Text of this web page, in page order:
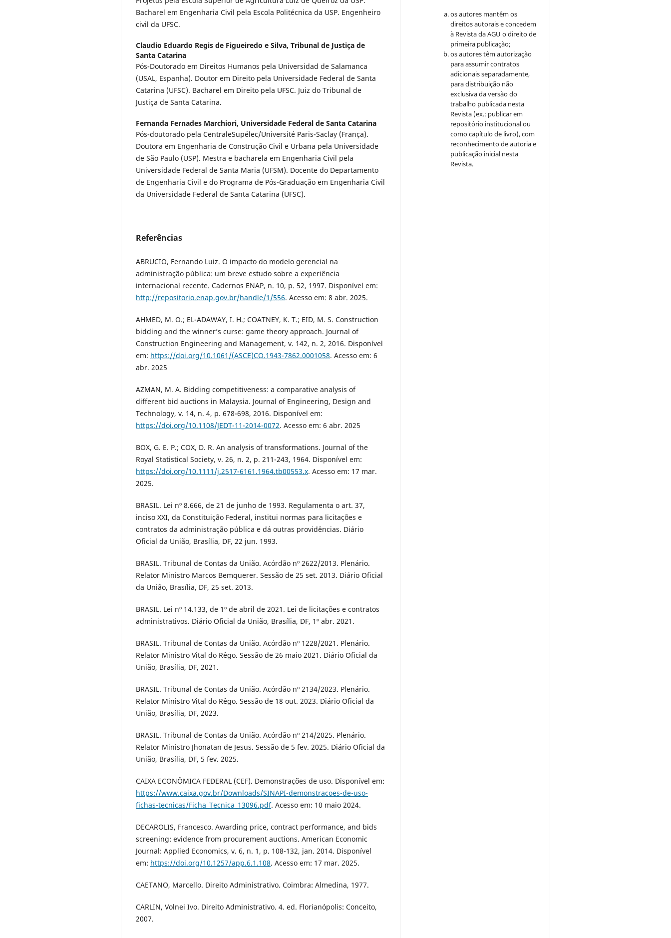
Bacharel em Engenharia Civil pela Escola Politécnica da USP. Engenheiro
civil da UFSC.
Claudio Eduardo Regis de Figueiredo e Silva, Tribunal de Justiça de
Santa Catarina
Pós-Doutorado em Direitos Humanos pela Universidad de Salamanca
(USAL, Espanha). Doutor em Direito pela Universidade Federal de Santa
Catarina (UFSC). Bacharel em Direito pela UFSC. Juiz do Tribunal de
Justiça de Santa Catarina.
Fernanda Fernades Marchiori, Universidade Federal de Santa Catarina
Pós-doutorado pela CentraleSupélec/Université Paris-Saclay (França).
Doutora em Engenharia de Construção Civil e Urbana pela Universidade
de São Paulo (USP). Mestra e bacharela em Engenharia Civil pela
Universidade Federal de Santa Maria (UFSM). Docente do Departamento
de Engenharia Civil e do Programa de Pós-Graduação em Engenharia Civil
da Universidade Federal de Santa Catarina (UFSC).
Referências
ABRUCIO, Fernando Luiz. O impacto do modelo gerencial na
administração pública: um breve estudo sobre a experiência
internacional recente. Cadernos ENAP, n. 10, p. 52, 1997. Disponível em:
http://repositorio.enap.gov.br/handle/1/556. Acesso em: 8 abr. 2025.
AHMED, M. O.; EL-ADAWAY, I. H.; COATNEY, K. T.; EID, M. S. Construction
bidding and the winner’s curse: game theory approach. Journal of
Construction Engineering and Management, v. 142, n. 2, 2016. Disponível
em: https://doi.org/10.1061/(ASCE)CO.1943-7862.0001058. Acesso em: 6
abr. 2025
AZMAN, M. A. Bidding competitiveness: a comparative analysis of
different bid auctions in Malaysia. Journal of Engineering, Design and
Technology, v. 14, n. 4, p. 678-698, 2016. Disponível em:
https://doi.org/10.1108/JEDT-11-2014-0072. Acesso em: 6 abr. 2025
BOX, G. E. P.; COX, D. R. An analysis of transformations. Journal of the
Royal Statistical Society, v. 26, n. 2, p. 211-243, 1964. Disponível em:
https://doi.org/10.1111/j.2517-6161.1964.tb00553.x. Acesso em: 17 mar.
2025.
BRASIL. Lei nº 8.666, de 21 de junho de 1993. Regulamenta o art. 37,
inciso XXI, da Constituição Federal, institui normas para licitações e
contratos da administração pública e dá outras providências. Diário
Oficial da União, Brasília, DF, 22 jun. 1993.
BRASIL. Tribunal de Contas da União. Acórdão nº 2622/2013. Plenário.
Relator Ministro Marcos Bemquerer. Sessão de 25 set. 2013. Diário Oficial
da União, Brasília, DF, 25 set. 2013.
BRASIL. Lei nº 14.133, de 1º de abril de 2021. Lei de licitações e contratos
administrativos. Diário Oficial da União, Brasília, DF, 1º abr. 2021.
BRASIL. Tribunal de Contas da União. Acórdão nº 1228/2021. Plenário.
Relator Ministro Vital do Rêgo. Sessão de 26 maio 2021. Diário Oficial da
União, Brasília, DF, 2021.
BRASIL. Tribunal de Contas da União. Acórdão nº 2134/2023. Plenário.
Relator Ministro Vital do Rêgo. Sessão de 18 out. 2023. Diário Oficial da
União, Brasília, DF, 2023.
BRASIL. Tribunal de Contas da União. Acórdão nº 214/2025. Plenário.
Relator Ministro Jhonatan de Jesus. Sessão de 5 fev. 2025. Diário Oficial da
União, Brasília, DF, 5 fev. 2025.
CAIXA ECONÔMICA FEDERAL (CEF). Demonstrações de uso. Disponível em:
https://www.caixa.gov.br/Downloads/SINAPI-demonstracoes-de-uso-
fichas-tecnicas/Ficha_Tecnica_13096.pdf. Acesso em: 10 maio 2024.
DECAROLIS, Francesco. Awarding price, contract performance, and bids
screening: evidence from procurement auctions. American Economic
Journal: Applied Economics, v. 6, n. 1, p. 108-132, jan. 2014. Disponível
em: https://doi.org/10.1257/app.6.1.108. Acesso em: 17 mar. 2025.
CAETANO, Marcello. Direito Administrativo. Coimbra: Almedina, 1977.
CARLIN, Volnei Ivo. Direito Administrativo. 4. ed. Florianópolis: Conceito,
2007.
os autores mantêm os
direitos autorais e concedem
à Revista da AGU o direito de
primeira publicação;
os autores têm autorização
para assumir contratos
adicionais separadamente,
para distribuição não
exclusiva da versão do
trabalho publicada nesta
Revista (ex.: publicar em
repositório institucional ou
como capítulo de livro), com
reconhecimento de autoria e
publicação inicial nesta
Revista.